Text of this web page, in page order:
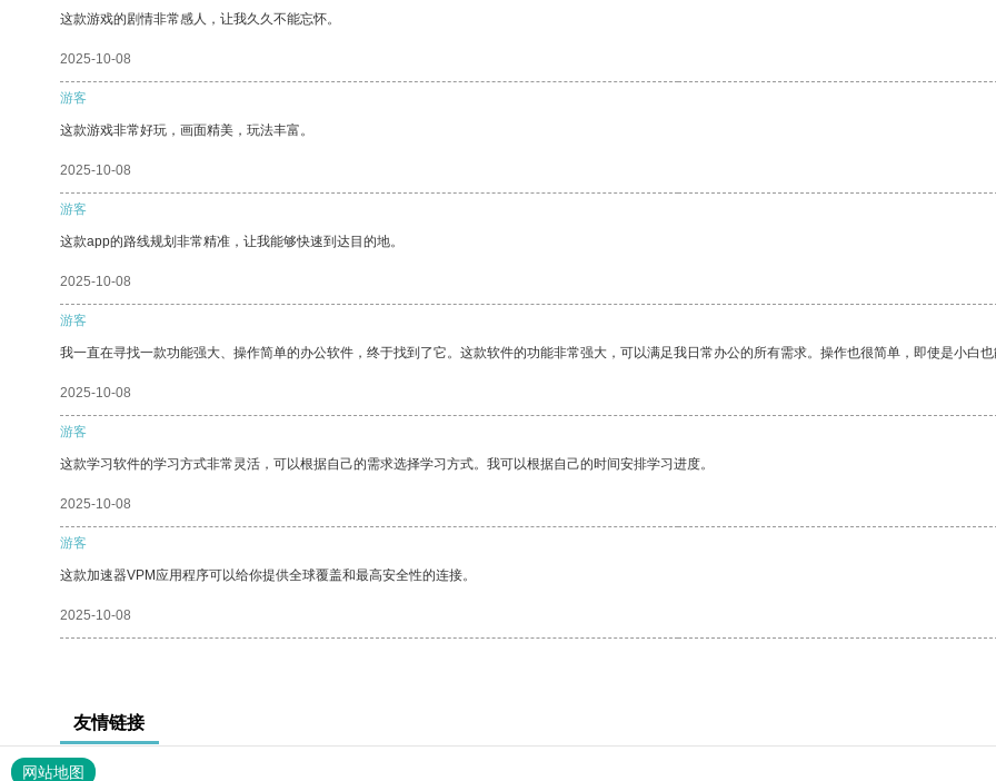
这款游戏的剧情非常感人，让我久久不能忘怀。
2025-10-08
游客
这款游戏非常好玩，画面精美，玩法丰富。
2025-10-08
游客
这款app的路线规划非常精准，让我能够快速到达目的地。
2025-10-08
游客
我一直在寻找一款功能强大、操作简单的办公软件，终于找到了它。这款软件的功能非常强大，可以满足我日常办公的所有需求。操作也很简单，即使是小白也
2025-10-08
游客
这款学习软件的学习方式非常灵活，可以根据自己的需求选择学习方式。我可以根据自己的时间安排学习进度。
2025-10-08
游客
这款加速器VPM应用程序可以给你提供全球覆盖和最高安全性的连接。
2025-10-08
友情链接
网站地图